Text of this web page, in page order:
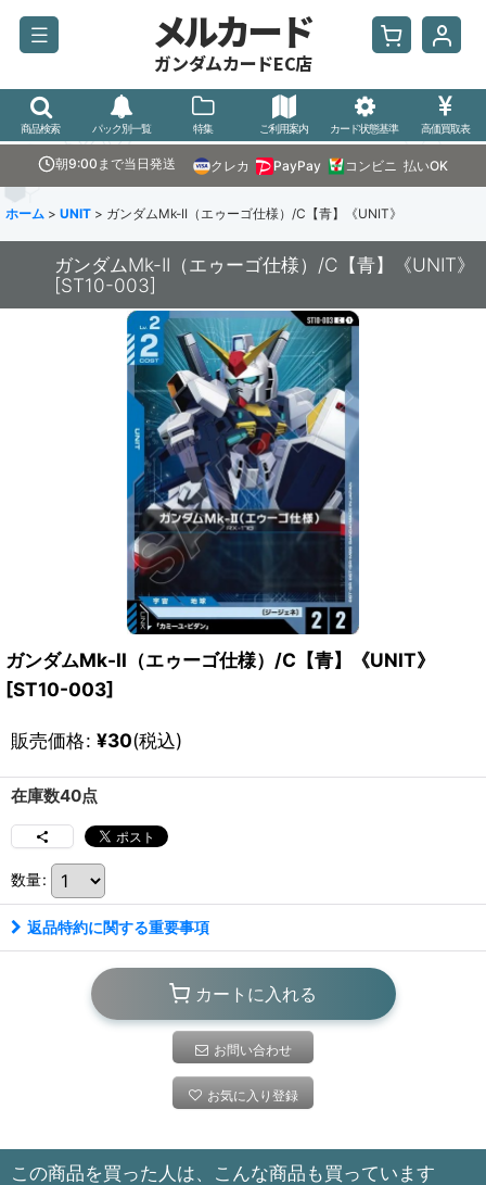
メルカード
ガンダムカードEC店
商品検索 パック別一覧 特集 ご利用案内 カード状態基準 高価買取表
朝9:00まで当日発送 クレカ PayPay コンビニ 払いOK
ホーム > UNIT > ガンダムMk-II（エゥーゴ仕様）/C【青】《UNIT》
ガンダムMk-II（エゥーゴ仕様）/C【青】《UNIT》
[ST10-003]
ガンダムMk-II（エゥーゴ仕様）/C【青】《UNIT》
[ST10-003]
販売価格: ¥30(税込)
在庫数40点
数量:
返品特約に関する重要事項
カートに入れる
お問い合わせ
お気に入り登録
この商品を買った人は、こんな商品も買っています